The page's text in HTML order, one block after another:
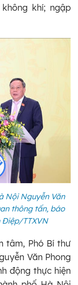
khí; ngập
Nội Nguyễn Văn
thông tấn, báo
Điệp/TTXVN
tâm, Phó Bí thư
Văn Phong
động thực hiện